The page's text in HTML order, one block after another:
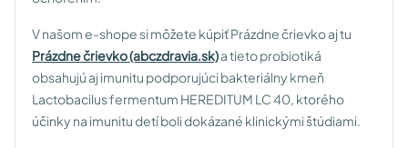
V našom e-shope si môžete kúpiť Prázdne črievko aj tu
Prázdne črievko (abczdravia.sk)a tieto probiotiká
obsahujú aj imunitu podporujúci bakteriálny kmeň
Lactobacilus fermentum HEREDITUM LC 40, ktorého
účinky na imunitu detí boli dokázané klinickými štúdiami.